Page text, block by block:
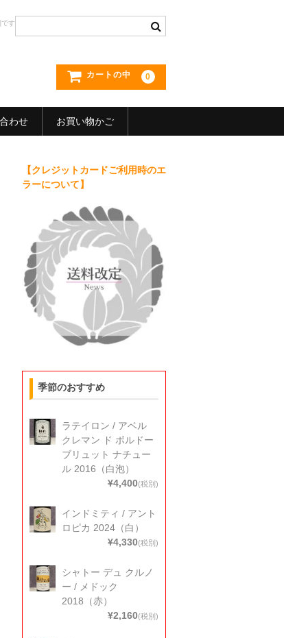
す
カートの中 0
わせ お買い物かご
【クレジットカードご利用時のエ
ラーについて】
季節のおすすめ
ラテイロン / アベル
クレマン ド ボルドー
ブリュット ナチュー
ル 2016（白泡）
¥4,400(税別)
インドミティ / アント
ロピカ 2024（白）
¥4,330(税別)
シャトー デュ クルノ
ー / メドック
2018（赤）
¥2,160(税別)